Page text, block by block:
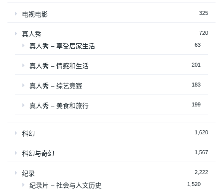
电视电影 325
真人秀 720
真人秀 – 享受居家生活 63
真人秀 – 情感和生活 201
真人秀 – 综艺竞赛 183
真人秀 – 美食和旅行 199
科幻 1,620
科幻与奇幻 1,567
纪录 2,222
纪录片 – 社会与人文历史 1,520